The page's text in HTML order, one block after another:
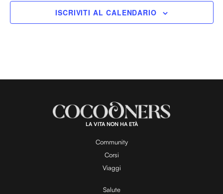
ISCRIVITI AL CALENDARIO
LA VITA NON HA ETÀ
Community
Corsi
Viaggi
Salute